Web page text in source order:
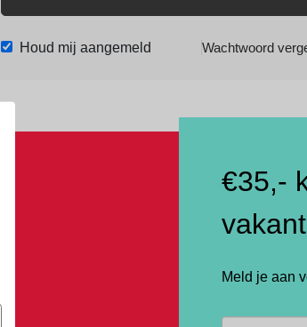
Houd mij aangemeld Wachtwoord
€35,-
Meld je aan